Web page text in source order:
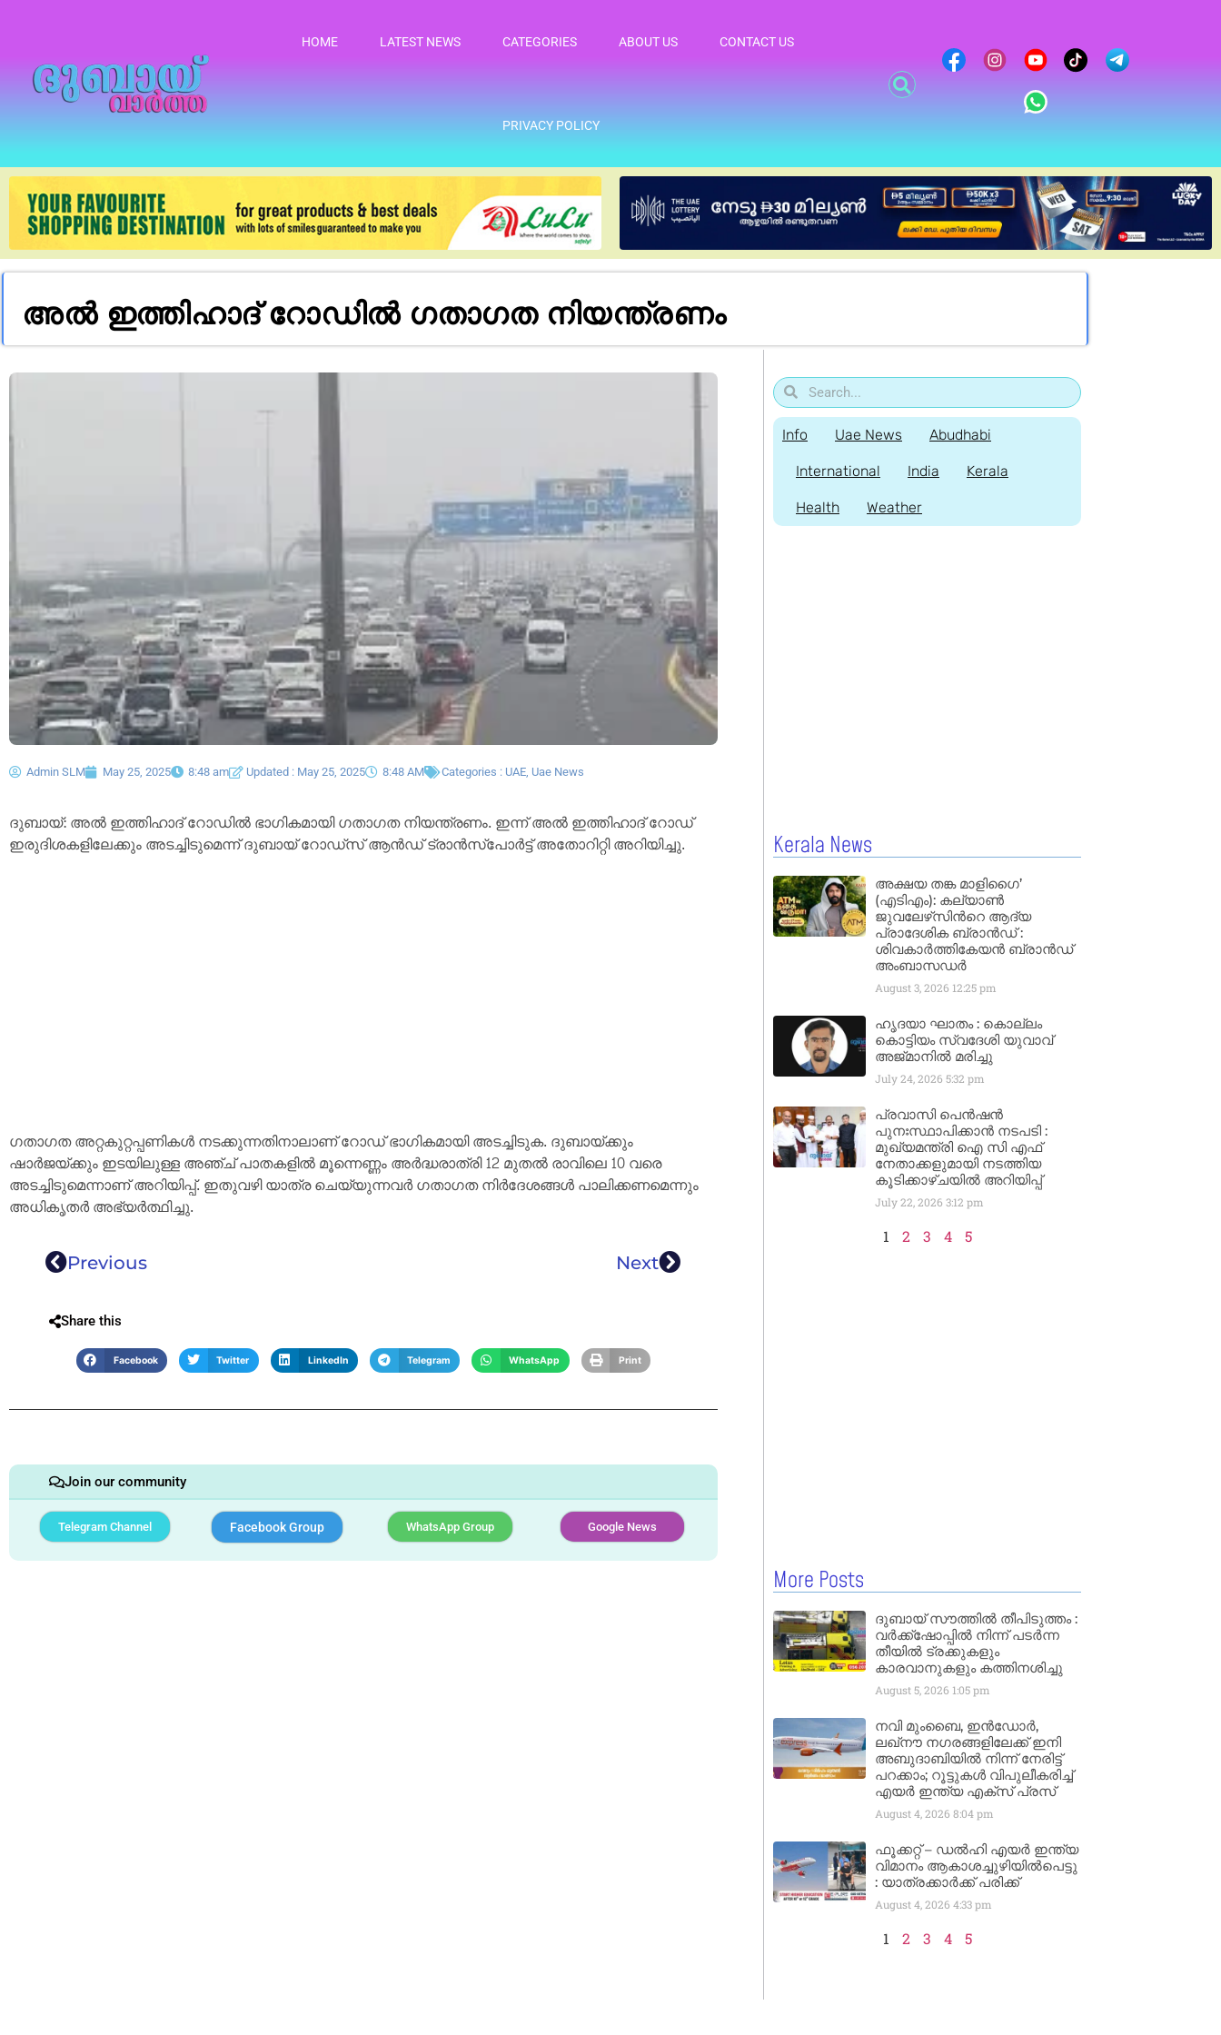
HOME LATEST NEWS CATEGORIES ABOUT US CONTACT US
PRIVACY POLICY
അൽ ഇത്തിഹാദ് റോഡിൽ ഗതാഗത നിയന്ത്രണം
Admin SLM May 25, 2025 8:48 am Updated : May 25, 2025 8:48 AM Categories : UAE, Uae News
ദുബായ്: അൽ ഇത്തിഹാദ് റോഡിൽ ഭാഗികമായി ഗതാഗത നിയന്ത്രണം. ഇന്ന് അൽ ഇത്തിഹാദ് റോഡ്
ഇരുദിശകളിലേക്കും അടച്ചിടുമെന്ന് ദുബായ് റോഡ്‌സ് ആൻഡ് ട്രാൻസ്‌പോർട്ട് അതോറിറ്റി അറിയിച്ചു.
ഗതാഗത അറ്റകുറ്റപ്പണികൾ നടക്കുന്നതിനാലാണ് റോഡ് ഭാഗികമായി അടച്ചിടുക. ദുബായ്ക്കും
ഷാർജയ്ക്കും ഇടയിലുള്ള അഞ്ച് പാതകളിൽ മൂന്നെണ്ണം അർദ്ധരാത്രി 12 മുതൽ രാവിലെ 10 വരെ
അടച്ചിടുമെന്നാണ് അറിയിപ്പ്. ഇതുവഴി യാത്ര ചെയ്യുന്നവർ ഗതാഗത നിർദേശങ്ങൾ പാലിക്കണമെന്നും
അധികൃതർ അഭ്യർത്ഥിച്ചു.
Previous Next
Share this
Facebook Twitter LinkedIn Telegram WhatsApp Print
Join our community
Telegram Channel Facebook Group WhatsApp Group Google News
Info Uae News Abudhabi
International India Kerala
Health Weather
Kerala News
അക്ഷയ തങ്ക മാളിഗൈ’
(എടിഎം): കല്യാണ്‍
ജുവലേഴ്‌സിന്‍റെ ആദ്യ
പ്രാദേശിക ബ്രാന്‍ഡ് :
ശിവകാര്‍ത്തികേയന്‍ ബ്രാന്‍ഡ്
അംബാസഡര്‍
August 3, 2026 12:25 pm
ഹൃദയാ ഘാതം : കൊല്ലം
കൊട്ടിയം സ്വദേശി യുവാവ്
അജ്മാനിൽ മരിച്ചു
July 24, 2026 5:32 pm
പ്രവാസി പെൻഷൻ
പുനഃസ്ഥാപിക്കാൻ നടപടി :
മുഖ്യമന്ത്രി ഐ സി എഫ്
നേതാക്കളുമായി നടത്തിയ
കൂടിക്കാഴ്ചയിൽ അറിയിപ്പ്
July 22, 2026 3:12 pm
1 2 3 4 5
More Posts
ദുബായ് സൗത്തിൽ തീപിടുത്തം :
വർക്ക്‌ഷോപ്പിൽ നിന്ന് പടർന്ന
തീയിൽ ട്രക്കുകളും
കാരവാനുകളും കത്തിനശിച്ചു
August 5, 2026 1:05 pm
നവി മുംബൈ, ഇൻഡോർ,
ലഖ്നൗ നഗരങ്ങളിലേക്ക് ഇനി
അബുദാബിയിൽ നിന്ന് നേരിട്ട്
പറക്കാം; റൂട്ടുകൾ വിപുലീകരിച്ച്
എയർ ഇന്ത്യ എക്സ് പ്രസ്
August 4, 2026 8:04 pm
ഫൂക്കറ്റ് – ഡൽഹി എയര്‍ ഇന്ത്യ
വിമാനം ആകാശച്ചുഴിയില്‍പെട്ടു
: യാത്രക്കാര്‍ക്ക് പരിക്ക്
August 4, 2026 4:33 pm
1 2 3 4 5